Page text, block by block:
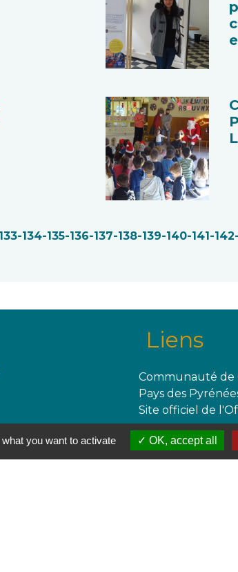
-134-135-136-137-138-139-140-141 -142
Liens
Communauté de
Pays des
Site officiel de
you want to activate OK, accept all